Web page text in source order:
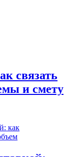
связать
и смету